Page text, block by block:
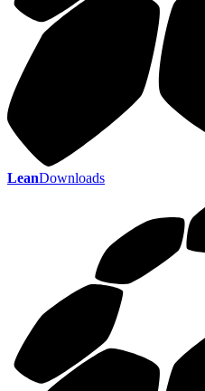
LeanDownloads